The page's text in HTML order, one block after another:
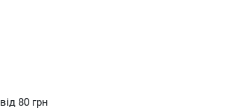
від 80 грн